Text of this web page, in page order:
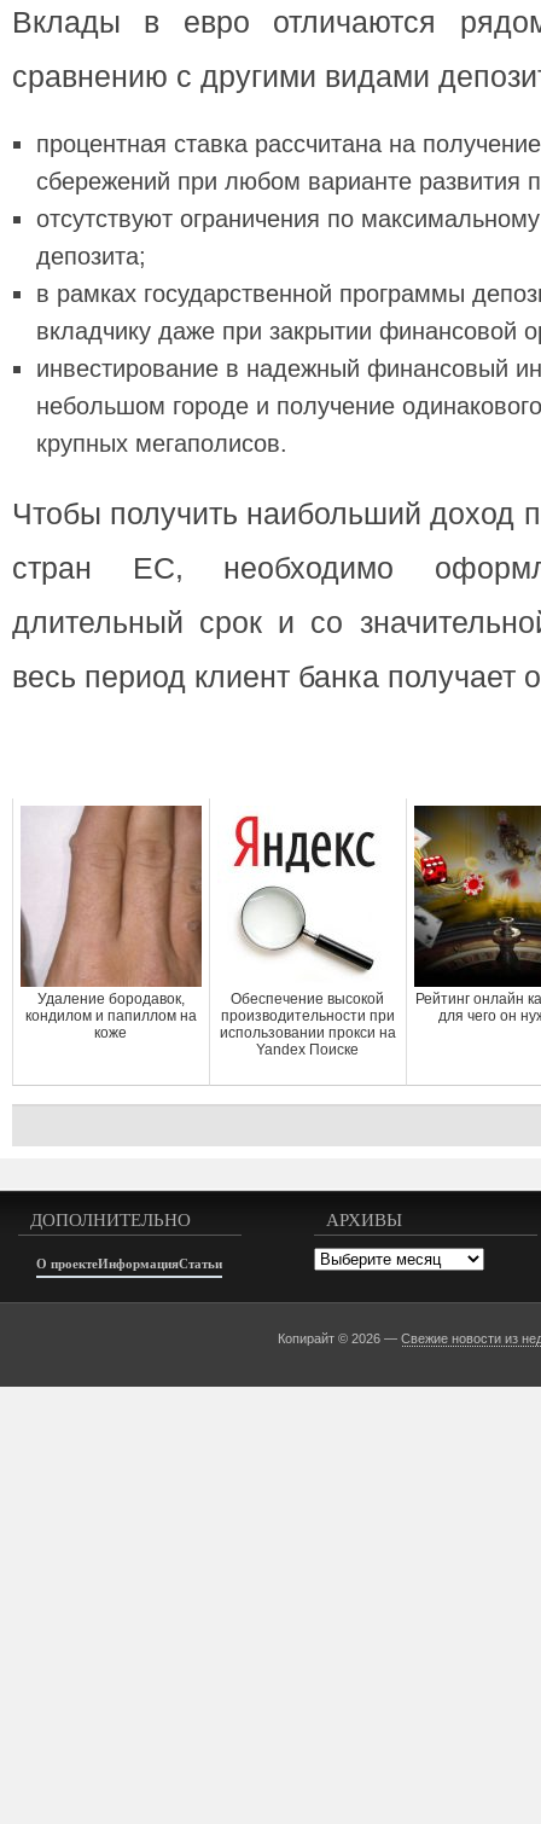
Вклады в евро отличаются
сравнению с другими видами
процентная ставка рассчитана на
сбережений при любом варианте развития
отсутствуют ограничения по
депозита;
в рамках государственной программы
вкладчику даже при закрытии финансовой
инвестирование в надежный финансовый
небольшом городе и получение
крупных мегаполисов.
Чтобы получить наибольший доход
стран ЕС, необходимо
длительный срок и со
весь период клиент банка получает
Удаление бородавок,
кондилом и папиллом на
коже
Обеспечение высокой
производительности при
использовании прокси на
Yandex Поиске
Рейтинг онлайн
для чего он
ДОПОЛНИТЕЛЬНО
О проектеИнформацияСтатьи
АРХИВЫ
Архивы
Копирайт © 2026 —Свежие новости из